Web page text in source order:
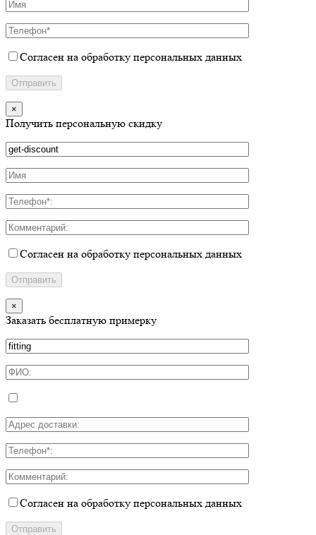
Согласен на обработку персональных данных
×
Получить персональную скидку
Согласен на обработку персональных данных
×
Заказать бесплатную примерку
Согласен на обработку персональных данных